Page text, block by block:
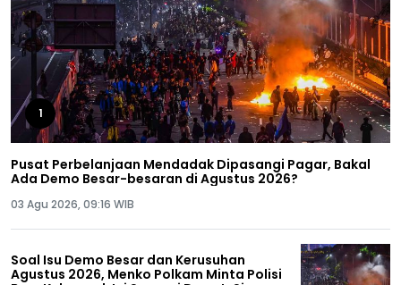
1
Pusat Perbelanjaan Mendadak Dipasangi Pagar, Bakal
Ada Demo Besar-besaran di Agustus 2026?
03 Agu 2026, 09:16 WIB
Soal Isu Demo Besar dan Kerusuhan
Agustus 2026, Menko Polkam Minta Polisi